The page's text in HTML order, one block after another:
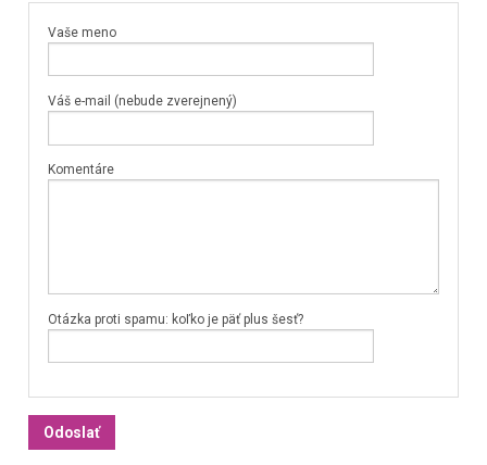
Vaše meno
Váš e-mail (nebude zverejnený)
Komentáre
Otázka proti spamu: koľko je päť plus šesť?